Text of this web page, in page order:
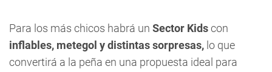
Para los más chicos habrá un Sector Kidscon
inflables, metegol y distintas sorpresas, lo que
convertirá a la peña en una propuesta ideal para